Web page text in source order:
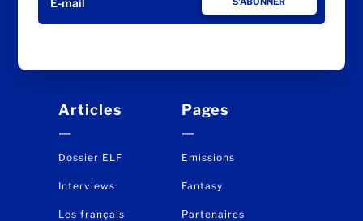
Articles
—
Dossier ELF
Interviews
Les français
Pages
—
Emissions
Fantasy
Partenaires